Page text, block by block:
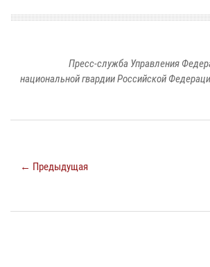
Пресс-служба Управления
национальной гвардии Российской
← Предыдущая